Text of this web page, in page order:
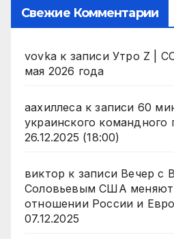
Свежие Комментарии
vovka к записи Утро Z |
мая 2026 года
аахиллесак записи 60
украинского командного
26.12.2025 (18:00)
виктор к записи Вечер с
Соловьевым США меняют
отношении России и
07.12.2025